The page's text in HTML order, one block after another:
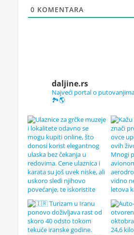
0 KOMENTARA
daljine.rs
Najveći portal o
🏞️🌎